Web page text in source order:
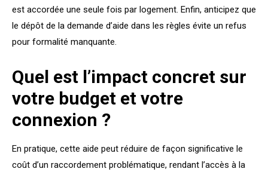
est accordée une seule fois par logement. Enfin, anticipez que
le dépôt de la demande d’aide dans les règles évite un refus
pour formalité manquante.
Quel est l’impact concret sur
votre budget et votre
connexion ?
En pratique, cette aide peut réduire de façon significative le
coût d’un raccordement problématique, rendant l’accès à la